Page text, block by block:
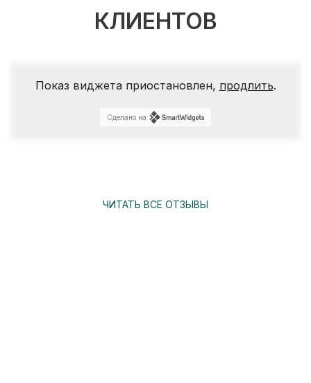
КЛИЕНТОВ
Показ виджета приостановлен, продлить.
Сделано на
ЧИТАТЬ ВСЕ ОТЗЫВЫ